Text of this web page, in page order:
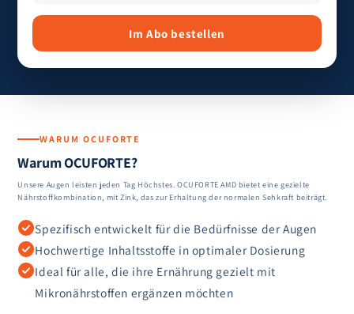
Im Abo bestellen
WARUM OCUFORTE
Warum OCUFORTE?
Unsere Augen leisten jeden Tag Höchstes. OCUFORTE AMD bietet eine gezielte
Nährstoffkombination, mit Zink, das zur Erhaltung der normalen Sehkraft beiträgt.
Spezifisch entwickelt für die Bedürfnisse der Augen
Hochwertige Inhaltsstoffe in optimaler Dosierung
Ideal für alle, die ihre Ernährung gezielt mit
Mikronährstoffen ergänzen möchten